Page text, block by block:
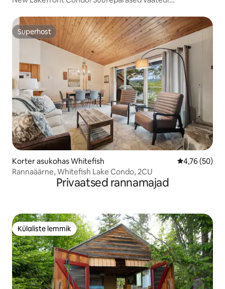
Superhost
Superhost
Korter asukohas Whitefish Keskmine
4,76 (50)
Rannaäärne, Whitefish Lake Condo, 2CU
Privaatsed rannamajad
Külaliste lemmik
Külaliste lemmik